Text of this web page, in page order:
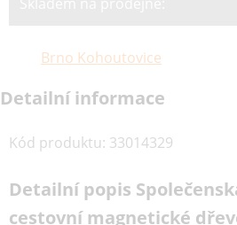
Brno Kohoutovice
Detailní informace
Kód produktu: 33014329
Detailní popis
cestovní magnetické